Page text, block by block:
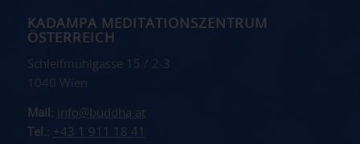
KADAMPA MEDITATIONSZENTRUM
ÖSTERREICH
Schleifmühlgasse 15 / 2-3
1040 Wien
Mail: info@buddha.at
Tel.: +43 1 911 18 41